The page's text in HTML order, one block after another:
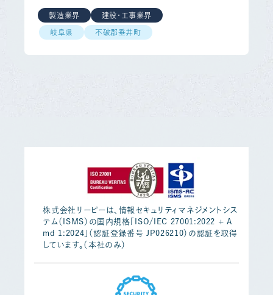
製造業界 建設・工事業界
岐阜県 不破郡垂井町
株式会社リーピーは、情報セキュリティマネジメントシス
テム（ISMS）の国内規格「ISO/IEC 27001:2022 + A
md 1:2024」（認証登録番号 JP026210）の認証を取得
しています。（本社のみ）